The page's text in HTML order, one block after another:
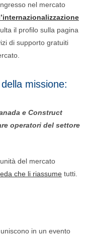
nel mercato
il profilo sulla pagina
di supporto gratuiti
missione:
e Construct
operatori del settore
del mercato
che li riassume tutti.
in un evento